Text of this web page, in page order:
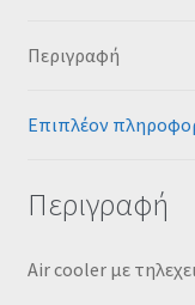
Περιγραφή
Επιπλέον
Περιγραφή
Air cooler με